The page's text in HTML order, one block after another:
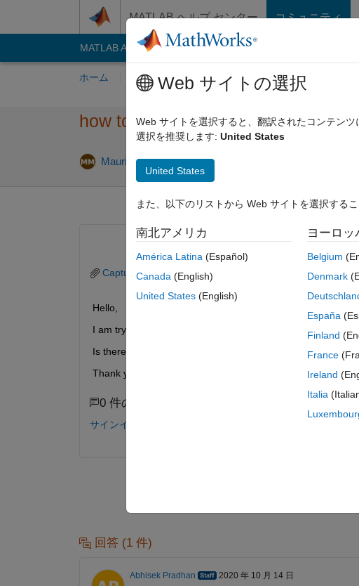
MATLAB ヘルプ センター コミュニティ
MATLAB Answers File Exchange
ホーム 質問する 回答 閲覧 MATLAB に関する
how to reproduce this map for
Maurilio Matracia 2020 10 月 11
Capture.PNG
Hello,
I am trying to reproduce this example for other countries
Is there any reference to find all the commands for each
Thank you in advance
0 件のコメント
サインインしてコメントする。
回答 (1 件)
Abhisek Pradhan 2020 年 10 月 14 日
Web サイトの選択
Web サイトを選択すると、翻訳されたコンテン
選択を推奨します: United States
United States
また、以下のリストから Web サイトを選択するこ
南北アメリカ
América Latina (Español)
Canada (English)
United States (English)
ヨーロッ
Belgium
Denmark
España
Finland
France
Ireland
Italia